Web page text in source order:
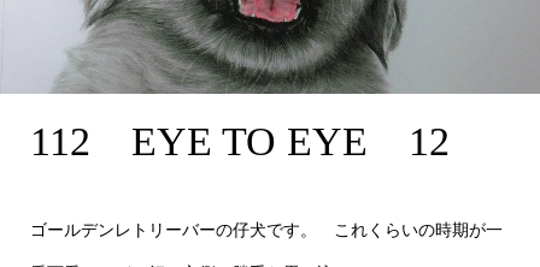
112 EYE TO EYE 12 A4サイズ
112 EYE TO EYE 12
ゴールデンレトリーバーの仔犬です。 これくらいの時期が一